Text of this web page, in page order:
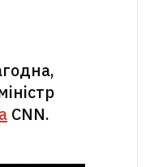
CNN.